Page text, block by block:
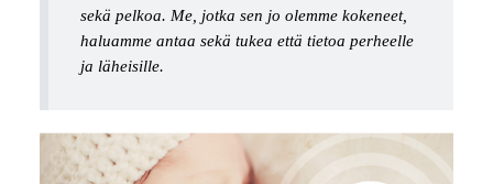
sekä pelkoa. Me, jotka sen jo olemme kokeneet,
haluamme antaa sekä tukea että tietoa perheelle
ja läheisille.